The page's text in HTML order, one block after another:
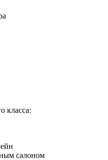
класса:
салоном